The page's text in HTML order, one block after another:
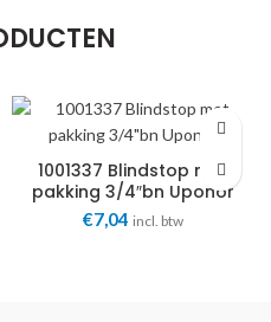
1001337 Blindstop met
pakking 3/4″bn Uponor
€7,04 incl. btw